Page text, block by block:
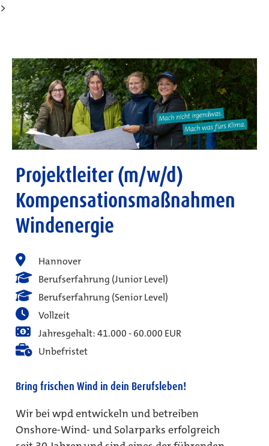
>
Projektleiter (m/w/d)
Kompensationsmaßnahmen
Windenergie
Hannover
Berufserfahrung (Junior Level)
Berufserfahrung (Senior Level)
Vollzeit
Jahresgehalt: 41.000 - 60.000 EUR
Unbefristet
Bring frischen Wind in dein Berufsleben!
Wir bei wpd entwickeln und betreiben
Onshore-Wind- und Solarparks erfolgreich